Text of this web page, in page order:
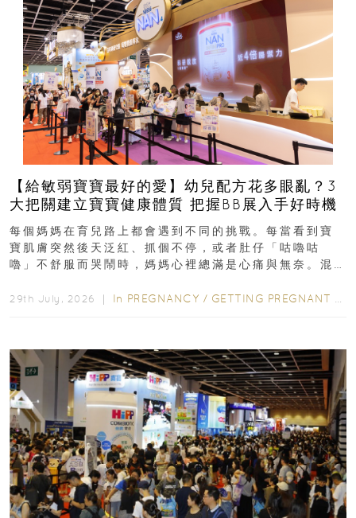
【給敏弱寶寶最好的愛】幼兒配方花多眼亂？3
大把關建立寶寶健康體質 把握BB展入手好時機
每個媽媽在育兒路上都會遇到不同的挑戰。每當看到寶
寶肌膚突然後天泛紅、抓個不停，或者肚仔「咕嚕咕
嚕」不舒服而哭鬧時，媽媽心裡總滿是心痛與無奈。混
29th July, 2026 ｜ In PREGNANCY / GETTING PREGNANT